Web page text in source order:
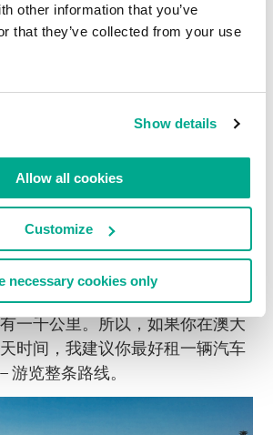
other information that you’ve
that they’ve collected from your use
Show details
Allow all cookies
Customize
necessary cookies only
们来了
明媚的澳大利亚，像沙滩男孩一
近在东海岸，在太平洋和澳大利
的绿化带之间。我们从北到南去
和墨尔本这些主要城市。从布里
一千公里。所以，如果你在澳大
时间，我建议你最好租一辆汽车
游览整条路线。